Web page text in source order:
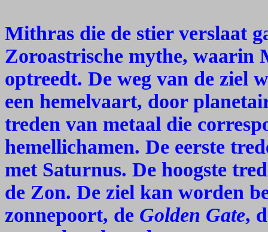
Mithras die de stier verslaat
Zoroastrische mythe, waarin
optreedt. De weg van de ziel
een hemelvaart, door
treden van metaal die
hemellichamen. De eerste
met Saturnus. De hoogste
de Zon. De ziel kan worden
zonnepoort, de Golden Gate,